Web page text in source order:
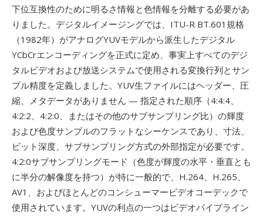
下位互換性のために明るさ情報と色情報を分離する必要があ
りました。デジタルイメージングでは、ITU-R BT.601規格
（1982年）がアナログYUVモデルから派生したデジタル
YCbCrエンコーディングを正式に定め、事実上すべてのデジ
タルビデオおよび放送システムで使用される変換行列とサン
プル精度を定義しました。YUV生ファイルにはヘッダー、圧
縮、メタデータがありません — 指定された順序（4:4:4、
4:2:2、4:2:0、またはその他のサブサンプリング比）の輝度
および色度サンプルのフラットなシーケンスであり、寸法、
ビット深度、サブサンプリング方式の外部指定が必要です。
4:2:0サブサンプリングモード（色度が輝度の水平・垂直とも
に半分の解像度を持つ）が特に一般的で、H.264、H.265、
AV1、およびほとんどのコンシューマービデオコーデックで
使用されています。YUVの利点の一つはビデオパイプライン